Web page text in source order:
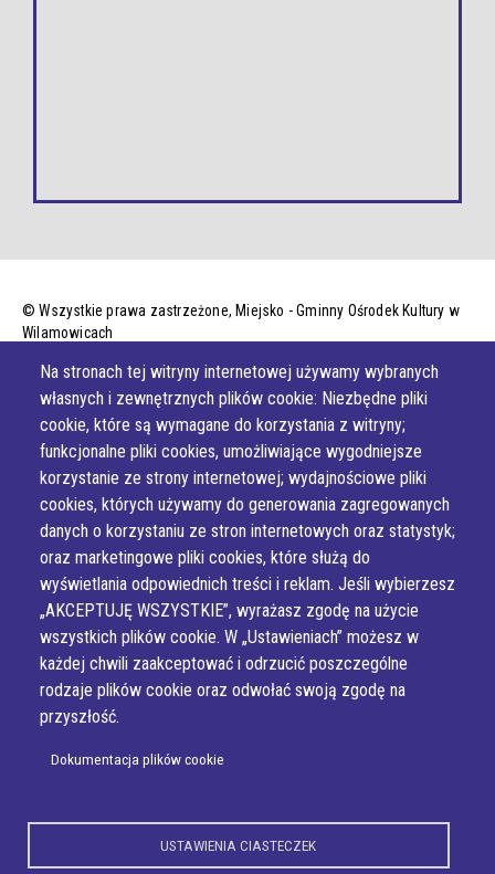
Na stronach tej witryny internetowej używamy wybranych
własnych i zewnętrznych plików cookie: Niezbędne pliki
cookie, które są wymagane do korzystania z witryny;
funkcjonalne pliki cookies, umożliwiające wygodniejsze
korzystanie ze strony internetowej; wydajnościowe pliki
cookies, których używamy do generowania zagregowanych
danych o korzystaniu ze stron internetowych oraz statystyk;
oraz marketingowe pliki cookies, które służą do
wyświetlania odpowiednich treści i reklam. Jeśli wybierzesz
„AKCEPTUJĘ WSZYSTKIE”, wyrażasz zgodę na użycie
wszystkich plików cookie. W „Ustawieniach” możesz w
każdej chwili zaakceptować i odrzucić poszczególne
rodzaje plików cookie oraz odwołać swoją zgodę na
przyszłość.
Dokumentacja plików cookie
USTAWIENIA CIASTECZEK
© Wszystkie prawa zastrzeżone,Miejsko - Gminny Ośrodek Kultury w
Wilamowicach
Wykonanie e-jankowska